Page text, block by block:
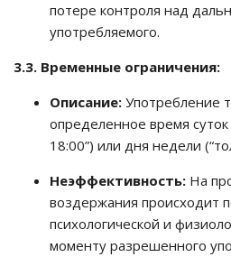
потере контроля над
употребляемого.
3.3. Временные ограничения:
Описание: Употребление
определенное время
18:00”) или дня недели
Неэффективность: На
воздержания происходит
психологической и
моменту разрешенного